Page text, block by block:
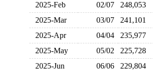
2025-Feb
02/07 248,053
2025-Mar
03/07 241,101
2025-Apr
04/04 235,977
2025-May
05/02 225,728
2025-Jun
06/06 229,804